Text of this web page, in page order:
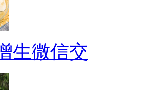
生微信交